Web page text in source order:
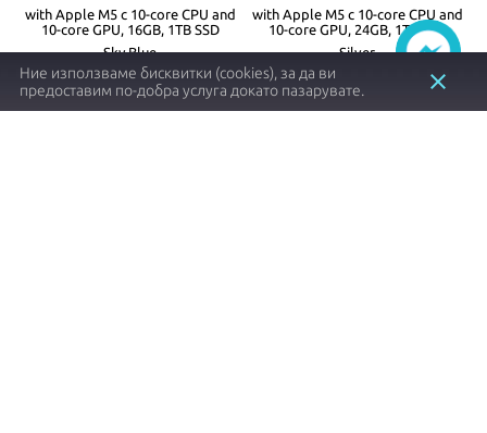
with Apple M5 с 10-core CPU and
10-core GPU, 16GB, 1TB SSD
Sky Blue
2 години гаранция и за бизнес
клиенти
Не е наличен
with Apple M5 с 10-core CPU and
10-core GPU, 24GB, 1TB SSD
Silver
2 години гаранция и за бизнес
клиенти
Наличен
Ние използваме бисквитки (cookies), за да ви
предоставим по-добра услуга докато пазарувате.
close